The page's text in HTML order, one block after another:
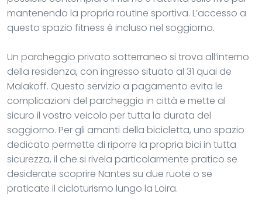
mantenendo la propria routine sportiva. L’accesso a
questo spazio fitness è incluso nel soggiorno.
Un parcheggio privato sotterraneo si trova all’interno
della residenza, con ingresso situato al 31 quai de
Malakoff. Questo servizio a pagamento evita le
complicazioni del parcheggio in città e mette al
sicuro il vostro veicolo per tutta la durata del
soggiorno. Per gli amanti della bicicletta, uno spazio
dedicato permette di riporre la propria bici in tutta
sicurezza, il che si rivela particolarmente pratico se
desiderate scoprire Nantes su due ruote o se
praticate il cicloturismo lungo la Loira.